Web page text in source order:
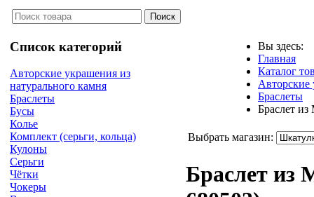
Список категорий
Авторские украшения из
натурального камня
Браслеты
Бусы
Колье
Комплект (серьги, кольца)
Кулоны
Серьги
Чётки
Чокеры
Вы здесь:
Главная
Каталог
Авторские
Браслеты
Браслет из
Выбрать магазин:
Браслет из